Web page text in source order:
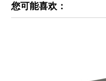
您可能喜欢：